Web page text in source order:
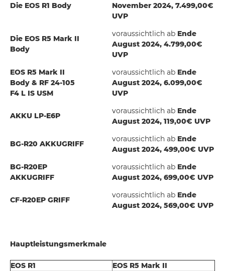
Die EOS R1 Body
November 2024, 7.499,00€
UVP
Die EOS R5 Mark II
Body
voraussichtlich ab Ende
August 2024, 4.799,00€
UVP
EOS R5 Mark II
Body & RF 24-105
F4 L IS USM
voraussichtlich ab Ende
August 2024, 6.099,00€
UVP
AKKU LP-E6P
voraussichtlich ab Ende
August 2024, 119,00€ UVP
BG-R20 AKKUGRIFF
voraussichtlich ab Ende
August 2024, 499,00€ UVP
BG-R20EP
AKKUGRIFF
voraussichtlich ab Ende
August 2024, 699,00€ UVP
CF-R20EP GRIFF
voraussichtlich ab Ende
August 2024, 569,00€ UVP
Hauptleistungsmerkmale
EOS R1
EOS R5 Mark II